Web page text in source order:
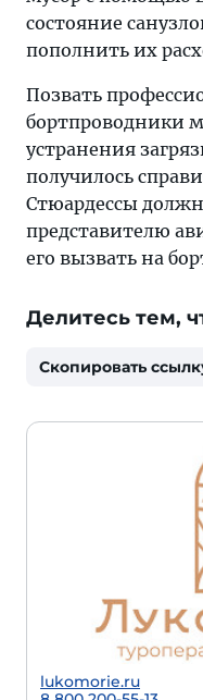
состояние
пополнить их
Позвать
бортпроводники
устранения
получилось
Стюардессы
представителю
его вызвать на
Делитесь тем,
Скопировать
lukomorie.ru